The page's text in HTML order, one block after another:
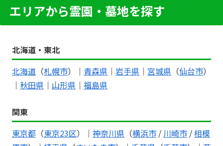
エリアから霊園・墓地を探す
北海道・東北
北海道 （札幌市）｜ 青森県 ｜ 岩手県 ｜ 宮城県 （仙台市）
｜ 秋田県 ｜ 山形県 ｜ 福島県
関東
東京都 （東京23区）｜ 神奈川県 （横浜市 / 川崎市 /相模